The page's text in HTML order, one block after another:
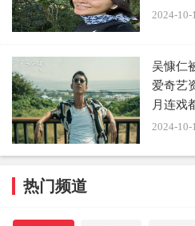
2024-10-
吴慷仁
爱奇艺
月连戏
2024-10-
热门频道